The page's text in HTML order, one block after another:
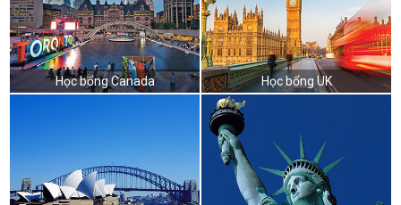
Học bổng Canada Học bổng UK